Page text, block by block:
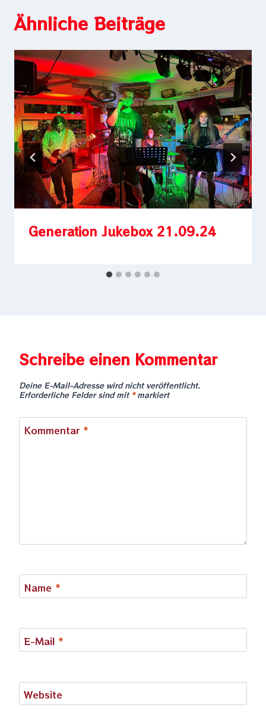
Ähnliche Beiträge
Generation Jukebox 21.09.24
Schreibe einen Kommentar
Deine E-Mail-Adresse wird nicht veröffentlicht.
Erforderliche Felder sind mit *markiert
Kommentar *
Name *
E-Mail *
Website